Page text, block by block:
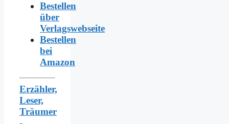
Bestellen
über
Verlagswebseite
Bestellen
bei
Amazon
Erzähler,
Leser,
Träumer